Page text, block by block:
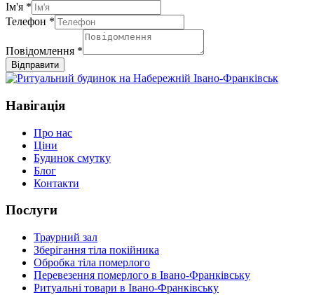
Ім'я *
Телефон *
Повідомлення *
Відправити
Навігація
Про нас
Ціни
Будинок смутку
Блог
Контакти
Послуги
Траурний зал
Зберігання тіла покійника
Обробка тіла померлого
Перевезення померлого в Івано-Франківську
Ритуальні товари в Івано-Франківську